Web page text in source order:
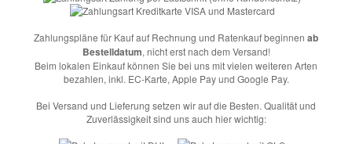
Zahlungspläne für Kauf auf Rechnung und Ratenkauf beginnen ab
Bestelldatum, nicht erst nach dem Versand!
Beim lokalen Einkauf können Sie bei uns mit vielen weiteren Arten
bezahlen, inkl. EC-Karte, Apple Pay und Google Pay.
Bei Versand und Lieferung setzen wir auf die Besten. Qualität und
Zuverlässigkeit sind uns auch hier wichtig: